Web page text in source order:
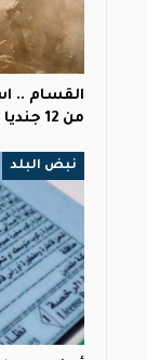
القسام ..
من 12 جنديا
نبض البلد